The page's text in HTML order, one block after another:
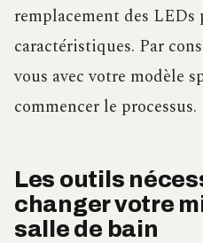
remplacement des
caractéristiques. Par
vous avec votre modèle
commencer le processus.
Les outils
changer votre
salle de bain